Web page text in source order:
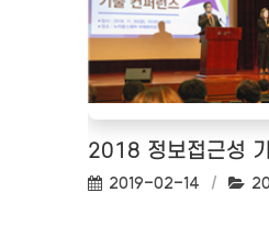
2018 정보접근성
작성일:
2019-02-14 조